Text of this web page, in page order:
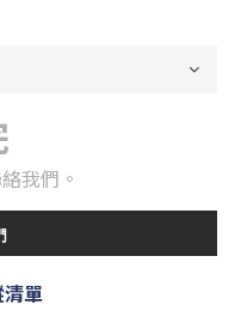
我們。
單